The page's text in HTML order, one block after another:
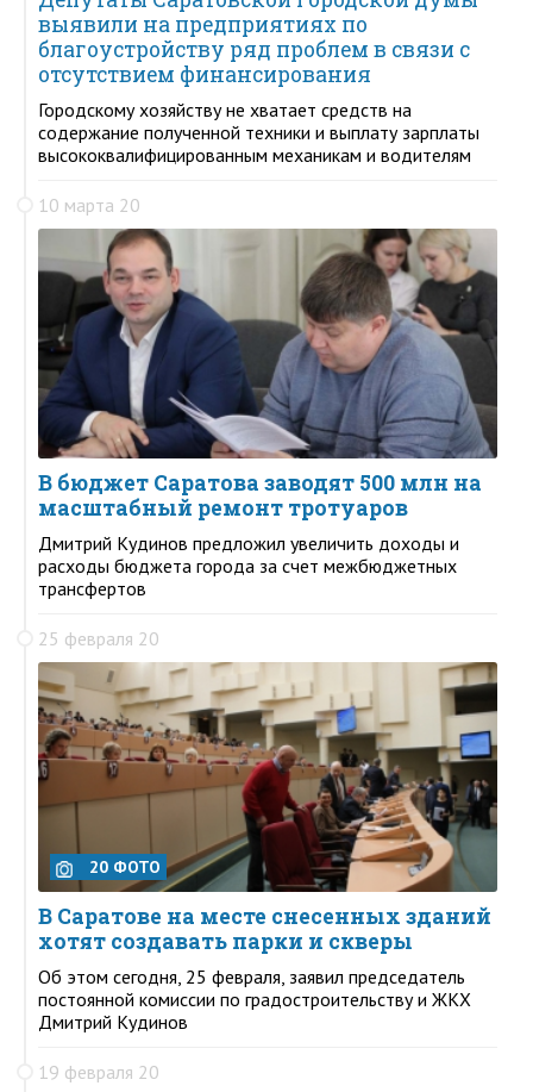
выявили на предприятиях по
благоустройству ряд проблем в связи с
отсутствием финансирования
Городскому хозяйству не хватает средств на
содержание полученной техники и выплату зарплаты
высококвалифицированным механикам и водителям
10 марта 20
В бюджет Саратова заводят 500 млн на
масштабный ремонт тротуаров
Дмитрий Кудинов предложил увеличить доходы и
расходы бюджета города за счет межбюджетных
трансфертов
25 февраля 20
20 ФОТО
В Саратове на месте снесенных зданий
хотят создавать парки и скверы
Об этом сегодня, 25 февраля, заявил председатель
постоянной комиссии по градостроительству и ЖКХ
Дмитрий Кудинов
19 февраля 20